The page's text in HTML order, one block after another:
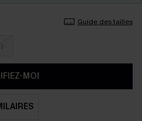
Guide des tailles
MOI